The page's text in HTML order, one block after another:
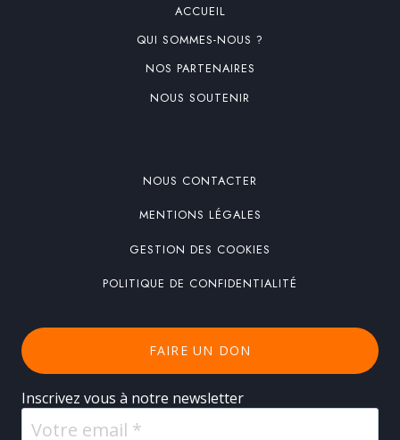
ACCUEIL
QUI SOMMES-NOUS ?
NOS PARTENAIRES
NOUS SOUTENIR
NOUS CONTACTER
MENTIONS LÉGALES
GESTION DES COOKIES
POLITIQUE DE CONFIDENTIALITÉ
FAIRE UN DON
Inscrivez vous à notre newsletter